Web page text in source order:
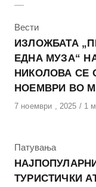
КАтегорија
Вести
ИЗЛОЖБАТА
ЕДНА МУЗА“
НИКОЛОВА СЕ
НОЕМВРИ ВО
Објавено
7 ноември , 2025 1
КАтегорија
Патувања
ТУРИСТИЧКИ